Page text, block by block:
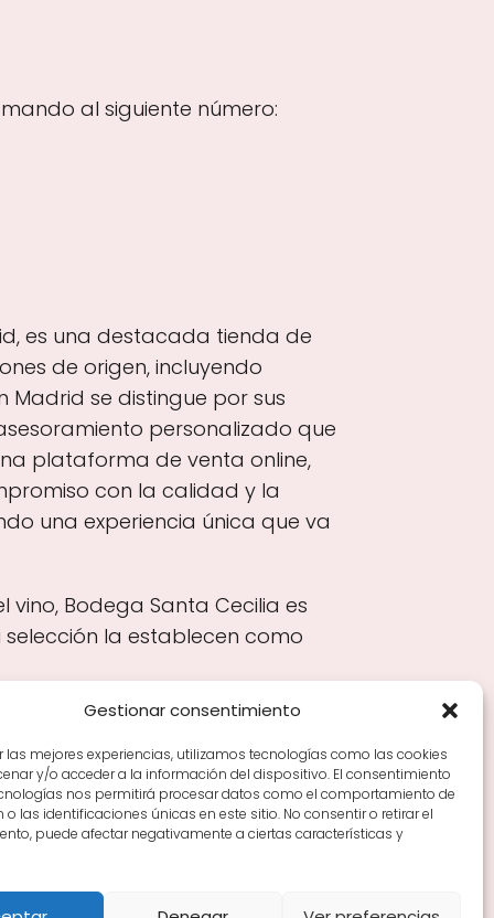
Gestionar consentimiento
las mejores experiencias, utilizamos tecnologías como las cookies
y/o acceder a la información del dispositivo. El consentimiento
nos permitirá procesar datos como el comportamiento de
o las identificaciones únicas en este sitio. No consentir o retirar el
puede afectar negativamente a ciertas características y
al siguiente número:
es una destacada tienda de
de origen, incluyendo
Madrid se distingue por sus
personalizado que
plataforma de venta online,
con la calidad y la
una experiencia única que va
Bodega Santa Cecilia es
la establecen como
Tiendas de vino por ciudades
Tipos de Rioja y
Rioja Vino Rioja para empezar
Zonas de Rioja y